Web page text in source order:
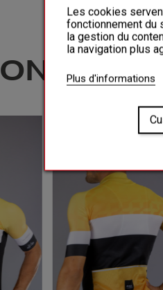
ONZE
Les cookies
fonctionnement du
la gestion du
la navigation plus
Plus d'informations